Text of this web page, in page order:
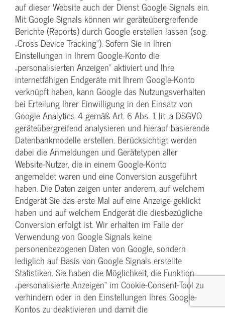
auf dieser Website auch der Dienst Google Signals ein.
Mit Google Signals können wir geräteübergreifende
Berichte (Reports) durch Google erstellen lassen (sog.
„Cross Device Tracking“). Sofern Sie in Ihren
Einstellungen in Ihrem Google-Konto die
„personalisierten Anzeigen“ aktiviert und Ihre
internetfähigen Endgeräte mit Ihrem Google-Konto
verknüpft haben, kann Google das Nutzungsverhalten
bei Erteilung Ihrer Einwilligung in den Einsatz von
Google Analytics 4 gemäß Art. 6 Abs. 1 lit. a DSGVO
geräteübergreifend analysieren und hierauf basierende
Datenbankmodelle erstellen. Berücksichtigt werden
dabei die Anmeldungen und Gerätetypen aller
Website-Nutzer, die in einem Google-Konto
angemeldet waren und eine Conversion ausgeführt
haben. Die Daten zeigen unter anderem, auf welchem
Endgerät Sie das erste Mal auf eine Anzeige geklickt
haben und auf welchem Endgerät die diesbezügliche
Conversion erfolgt ist. Wir erhalten im Falle der
Verwendung von Google Signals keine
personenbezogenen Daten von Google, sondern
lediglich auf Basis von Google Signals erstellte
Statistiken. Sie haben die Möglichkeit, die Funktion
„personalisierte Anzeigen“ im Cookie-Consent-Tool zu
verhindern oder in den Einstellungen Ihres Google-
Kontos zu deaktivieren und damit die